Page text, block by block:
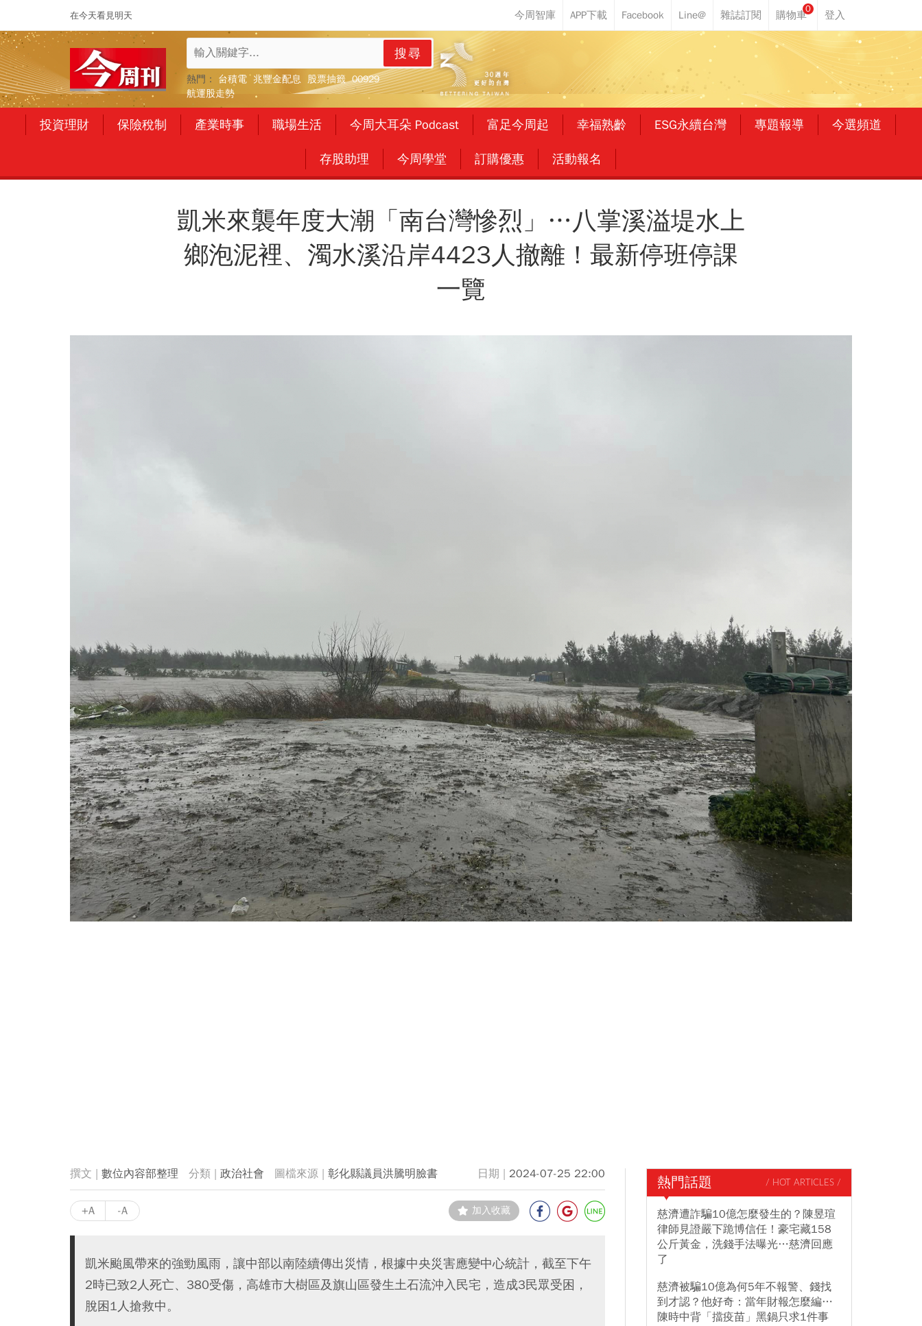
在今天看見明天
0
搜尋
熱門： 台積電 兆豐金配息 股票抽籤 00929
航運股走勢
投資理財 保險稅制 產業時事 職場生活 今周大耳朵 Podcast 富足今周起 幸福熟齡 ESG永續台灣 專題報導 今選頻道
存股助理 今周學堂 訂購優惠 活動報名
凱米來襲年度大潮「南台灣慘烈」…八掌溪溢堤水上
鄉泡泥裡、濁水溪沿岸4423人撤離！最新停班停課
一覽
數位內容部整理 政治社會 彰化縣議員洪騰明臉書 2024-07-25 22:00
+A -A 加入收藏
凱米颱風帶來的強勁風雨，讓中部以南陸續傳出災情，根據中央災害應變中心統計，截至下午
2時已致2人死亡、380受傷，高雄市大樹區及旗山區發生土石流沖入民宅，造成3民眾受困，
脫困1人搶救中。
熱門話題 / HOT ARTICLES /
慈濟遭詐騙10億怎麼發生的？陳昱瑄
律師見證嚴下跪博信任！豪宅藏158
公斤黃金，洗錢手法曝光…慈濟回應
了
慈濟被騙10億為何5年不報警、錢找
到才認？他好奇：當年財報怎麼編…
陳時中背「擋疫苗」黑鍋只求1件事